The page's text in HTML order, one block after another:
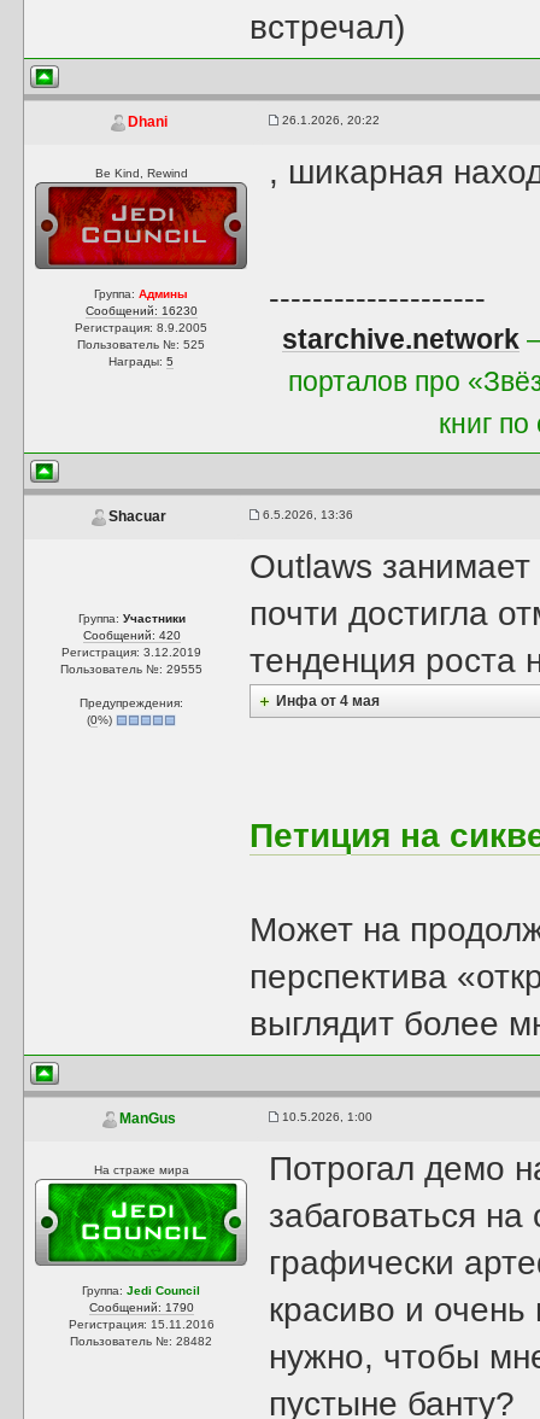
встречал)
Dhani 26.1.2026, 20:22
Be Kind, Rewind
Группа:Админы
Сообщений: 16230
Регистрация: 8.9.2005
Пользователь №: 525
Награды:5
, шикарная
--------------------
starchive.network
порталов про
книг
Shacuar 6.5.2026, 13:36
Группа: Участники
Сообщений: 420
Регистрация: 3.12.2019
Пользователь №: 29555
Предупреждения:
(0%)
Outlaws
почти достигла
тенденция роста
Инфа от 4 мая
Петиция на
Может на
перспектива
выглядит более
ManGus 10.5.2026, 1:00
На страже мира
Группа:Jedi Council
Сообщений: 1790
Регистрация: 15.11.2016
Пользователь №: 28482
Потрогал демо
забаговаться
графически
красиво и
нужно, чтобы
пустыне банту?